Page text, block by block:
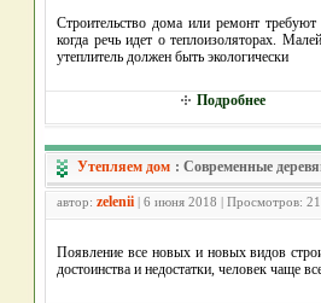
Строительство дома или ремонт
когда речь идет о теплоизоляторах.
утеплитель должен быть экологически
Подробнее
Утепляем дом : Современные
автор: zelenii | 6 июня 2018 | Просмотров:
Появление все новых и новых видов
достоинства и недостатки, человек чаще